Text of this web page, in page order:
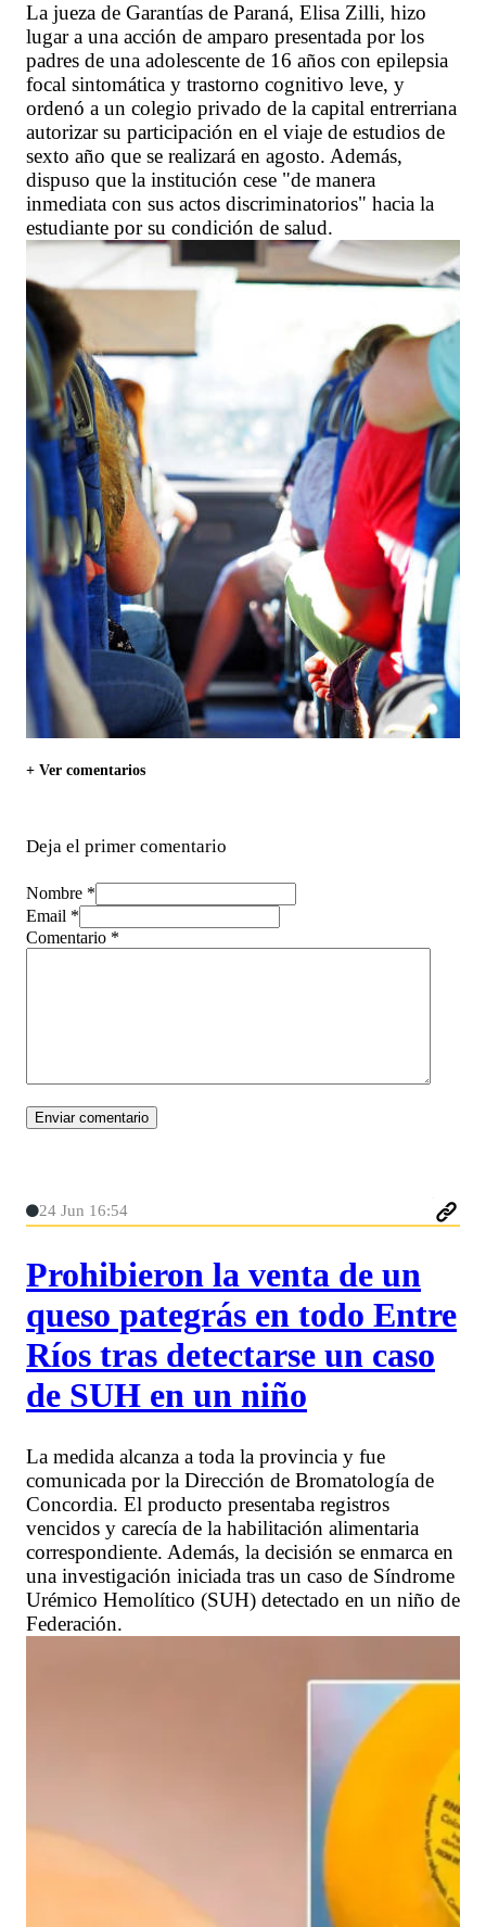
La jueza de Garantías de Paraná, Elisa Zilli, hizo
lugar a una acción de amparo presentada por los
padres de una adolescente de 16 años con epilepsia
focal sintomática y trastorno cognitivo leve, y
ordenó a un colegio privado de la capital entrerriana
autorizar su participación en el viaje de estudios de
sexto año que se realizará en agosto. Además,
dispuso que la institución cese "de manera
inmediata con sus actos discriminatorios" hacia la
estudiante por su condición de salud.
+ Ver comentarios
Deja el primer comentario
Nombre *
Email *
Comentario *
24 Jun 16:54
Prohibieron la venta de un
queso pategrás en todo Entre
Ríos tras detectarse un caso
de SUH en un niño
La medida alcanza a toda la provincia y fue
comunicada por la Dirección de Bromatología de
Concordia. El producto presentaba registros
vencidos y carecía de la habilitación alimentaria
correspondiente. Además, la decisión se enmarca en
una investigación iniciada tras un caso de Síndrome
Urémico Hemolítico (SUH) detectado en un niño de
Federación.